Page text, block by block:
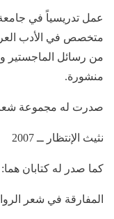
عمل تدريسياً في جامعة
متخصص في الأدب
من رسائل الماجستير
منشورة.
صدرت له مجموعة
نثيث الإنتظار ــ 2007
كما صدر له كتابان هما:
المفارقة في شعر الرواد ــ